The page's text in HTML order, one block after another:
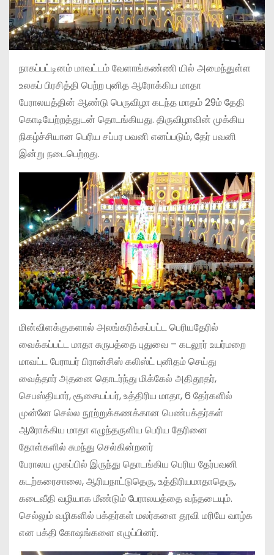
நாகப்பட்டினம் மாவட்டம் வேளாங்கண்ணி யில் அமைந்துள்ள
உலகப் பிரசித்தி பெற்ற புனித ஆரோக்கிய மாதா
பேராலயத்தின் ஆண்டு பெருவிழா கடந்த மாதம் 29ம் தேதி
கொடியேற்றத்துடன் தொடங்கியது. திருவிழாவின் முக்கிய
நிகழ்ச்சியான பெரிய சப்பர பவனி எனப்படும், தேர் பவனி
இன்று நடைபெற்றது.
மின்விளக்குகளால் அலங்கரிக்கப்பட்ட பெரியதேரில்
வைக்கப்பட்ட மாதா சுருபத்தை புதுவை – கடலூர் உயர்மறை
மாவட்ட பேராயர் பிரான்சிஸ் கலிஸ்ட் புனிதம் செய்து
வைத்தார் அதனை தொடர்ந்து மிக்கேல் அதிதூதர்,
செபஸ்தியார், சூசையப்பர், உத்திரிய மாதா, 6 தேர்களில்
முன்னே செல்ல நூற்றுக்கணக்கான பெண்பக்தர்கள்
ஆரோக்கிய மாதா எழுந்தருளிய பெரிய தேரினை
தோள்களில் சுமந்து செல்கின்றனர்
பேராலய முகப்பில் இருந்து தொடங்கிய பெரிய தேர்பவனி
கடற்கரைசாலை, ஆரியநாட்டுதெரு, உத்திரியமாதாதெரு,
கடைவீதி வழியாக மீண்டும் பேராலயத்தை வந்தடையும்.
செல்லும் வழிகளில் பக்தர்கள் மலர்களை தூவி மரியே வாழ்க
என பக்தி கோஷங்களை எழுப்பினர்.